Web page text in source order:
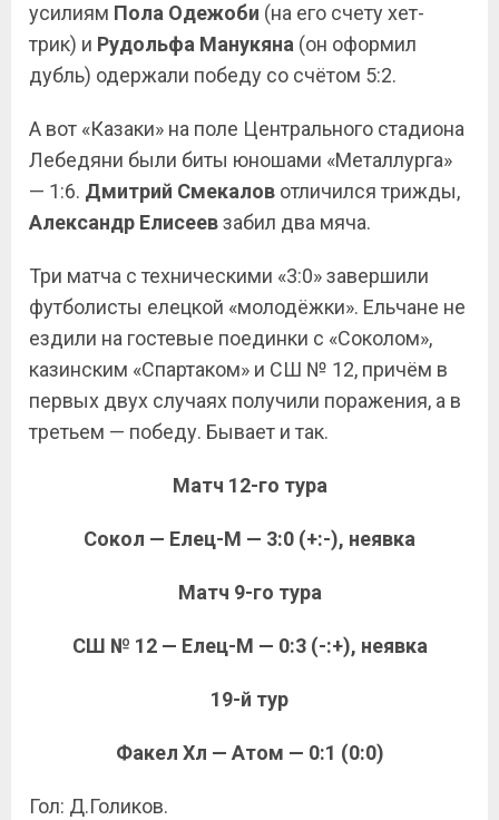
усилиям Пола Одежоби (на его счету хет-
трик) и Рудольфа Манукяна (он оформил
дубль) одержали победу со счётом 5:2.
А вот «Казаки» на поле Центрального стадиона
Лебедяни были биты юношами «Металлурга»
— 1:6. Дмитрий Смекалов отличился трижды,
Александр Елисеевзабил два мяча.
Три матча с техническими «3:0» завершили
футболисты елецкой «молодёжки». Ельчане не
ездили на гостевые поединки с «Соколом»,
казинским «Спартаком» и СШ № 12, причём в
первых двух случаях получили поражения, а в
третьем — победу. Бывает и так.
Матч 12-го тура
Сокол — Елец-М — 3:0 (+:-), неявка
Матч 9-го тура
СШ № 12 — Елец-М — 0:3 (-:+), неявка
19-й тур
Факел Хл — Атом — 0:1 (0:0)
Гол: Д.Голиков.